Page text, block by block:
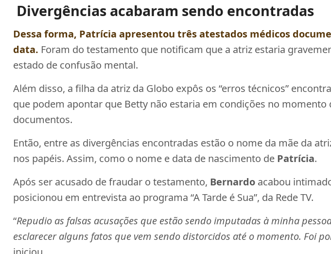
Divergências acabaram sendo encontradas
Dessa forma, Patrícia apresentou três atestados médicos
data. Foram do testamento que notificam que a atriz estaria
estado de confusão mental.
Além disso, a filha da atriz da Globo expôs os “erros técnicos”
que podem apontar que Betty não estaria em condições no momento
documentos.
Então, entre as divergências encontradas estão o nome da mãe da
nos papéis. Assim, como o nome e data de nascimento de Patrícia.
Após ser acusado de fraudar o testamento, Bernardo acabou
posicionou em entrevista ao programa “A Tarde é Sua”, da Rede TV.
“Repudio as falsas acusações que estão sendo imputadas à minha
esclarecer alguns fatos que vem sendo distorcidos até o momento. Foi